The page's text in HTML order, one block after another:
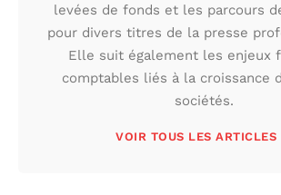
levées de fonds et les parcours
pour divers titres de la presse
Elle suit également les enjeux
comptables liés à la croissance
sociétés.
VOIR TOUS LES